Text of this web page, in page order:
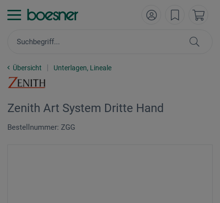
Übersicht Unterlagen, Lineale
Zenith Art System Dritte Hand
Bestellnummer: ZGG